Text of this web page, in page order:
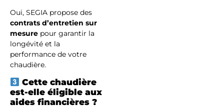
Oui, SEGIA propose des
contrats d’entretien sur
mesure pour garantir la
longévité et la
performance de votre
chaudière.
Cette chaudière
est-elle éligible aux
aides financières ?